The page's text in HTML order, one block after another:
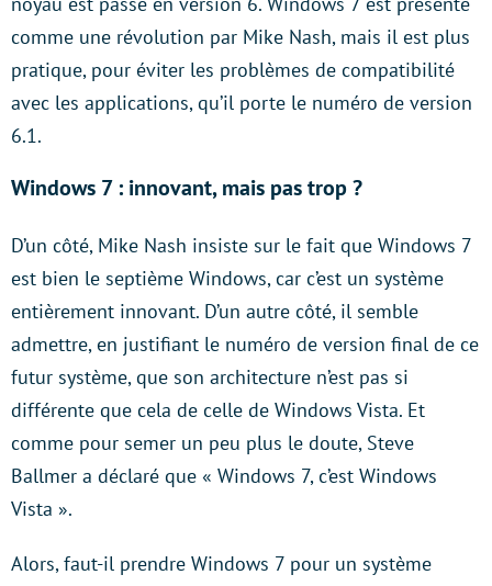
comme une révolution par Mike Nash, mais il est plus
pratique, pour éviter les problèmes de compatibilité
avec les applications, qu’il porte le numéro de version
6.1.
Windows 7 : innovant, mais pas trop ?
D’un côté, Mike Nash insiste sur le fait que Windows 7
est bien le septième Windows, car c’est un système
entièrement innovant. D’un autre côté, il semble
admettre, en justifiant le numéro de version final de ce
futur système, que son architecture n’est pas si
différente que cela de celle de Windows Vista. Et
comme pour semer un peu plus le doute, Steve
Ballmer a déclaré que « Windows 7, c’est Windows
Vista ».
Alors, faut-il prendre Windows 7 pour un système